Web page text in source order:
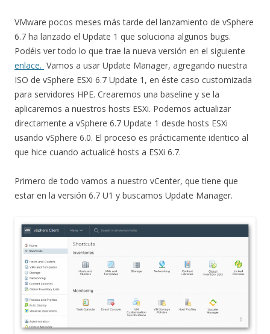
VMware pocos meses más tarde del lanzamiento de vSphere
6.7 ha lanzado el Update 1 que soluciona algunos bugs.
Podéis ver todo lo que trae la nueva versión en el siguiente
enlace. Vamos a usar Update Manager, agregando nuestra
ISO de vSphere ESXi 6.7 Update 1, en éste caso customizada
para servidores HPE. Crearemos una baseline y se la
aplicaremos a nuestros hosts ESXi. Podemos actualizar
directamente a vSphere 6.7 Update 1 desde hosts ESXi
usando vSphere 6.0. El proceso es prácticamente identico al
que hice cuando actualicé hosts a ESXi 6.7.
Primero de todo vamos a nuestro vCenter, que tiene que
estar en la versión 6.7 U1 y buscamos Update Manager.